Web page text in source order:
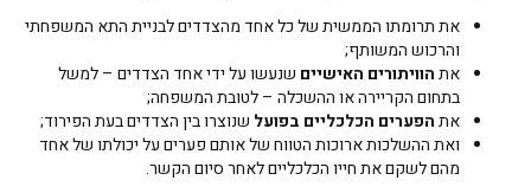
את תרומתו הממשית של כל אחד מהצדדים לבניית התא המשפחתי
והרכוש המשותף;
אתהוויתורים האישייםשנעשו על ידי אחד הצדדים – למשל
בתחום הקריירה או ההשכלה – לטובת המשפחה;
אתהפערים הכלכליים בפועלשנוצרו בין הצדדים בעת הפירוד;
ואת ההשלכות ארוכות הטווח של אותם פערים על יכולתו של אחד
מהם לשקם את חייו הכלכליים לאחר סיום הקשר.